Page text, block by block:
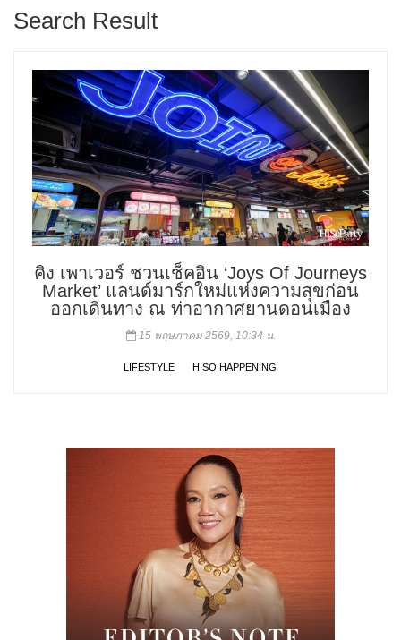
Search Result
คิง เพาเวอร์ ชวนเช็คอิน ‘Joys Of Journeys
Market’ แลนด์มาร์กใหม่แห่งความสุขก่อน
ออกเดินทาง ณ ท่าอากาศยานดอนเมือง
15 พฤษภาคม 2569, 10:34 น.
LIFESTYLE HISO HAPPENING